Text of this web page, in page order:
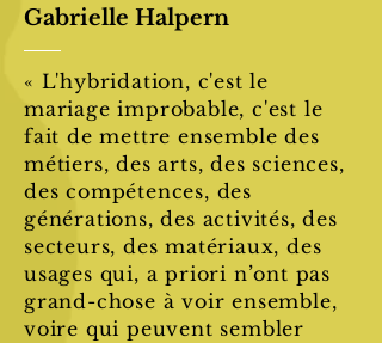
Gabrielle Halpern
« L'hybridation, c'est le
mariage improbable, c'est le
fait de mettre ensemble des
métiers, des arts, des sciences,
des compétences, des
générations, des activités, des
secteurs, des matériaux, des
usages qui, a priori n’ont pas
grand-chose à voir ensemble,
voire qui peuvent sembler